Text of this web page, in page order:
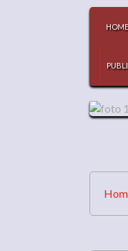
HOME